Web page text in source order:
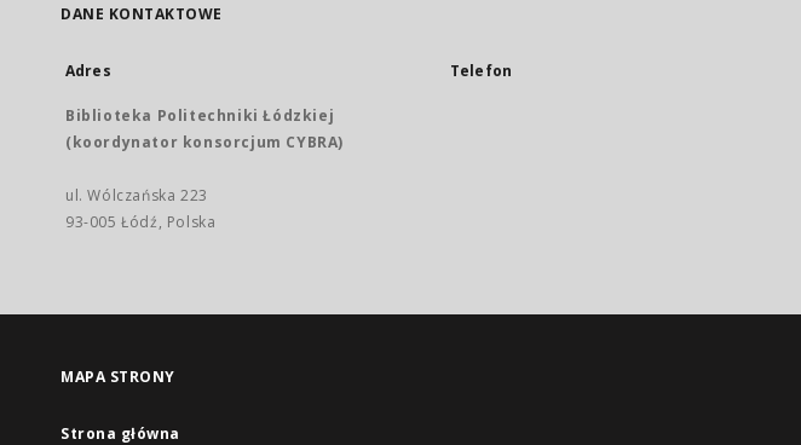
DANE KONTAKTOWE
Adres
Biblioteka Politechniki Łódzkiej
(koordynator konsorcjum CYBRA)
ul. Wólczańska 223
93-005 Łódź, Polska
Telefon
MAPA STRONY
Strona główna